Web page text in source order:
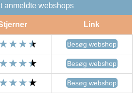
anmeldte webshops
Link
Besøg webshop
Besøg webshop
Besøg webshop